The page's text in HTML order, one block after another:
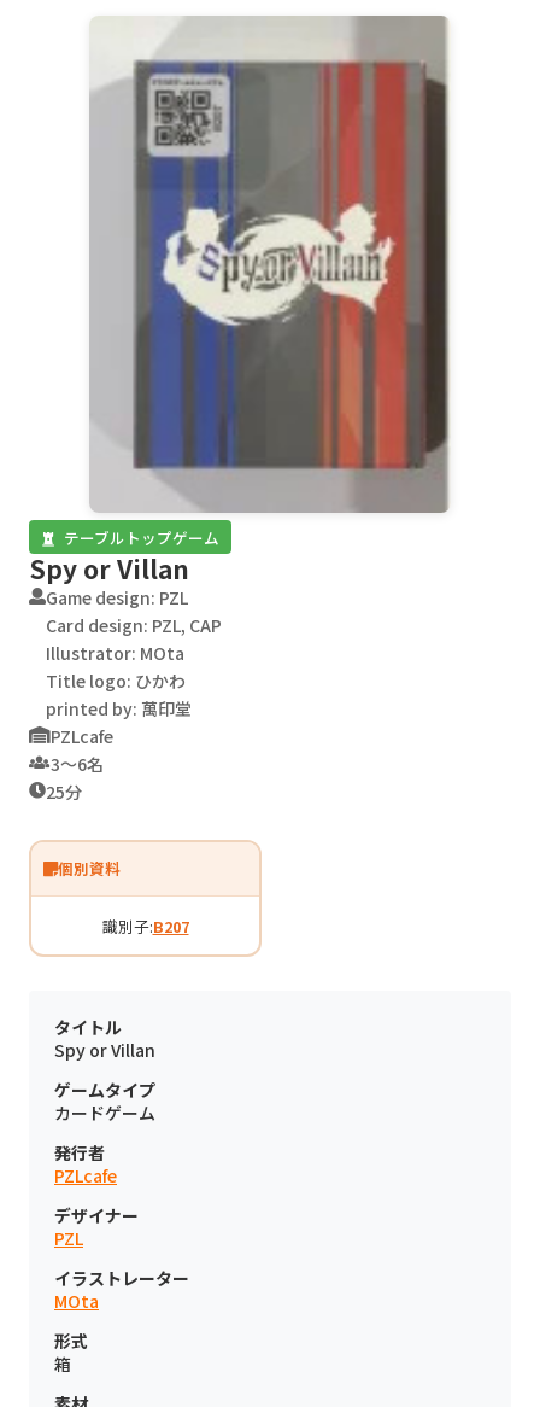
テーブルトップゲーム
Spy or Villan
Game design: PZL
Card design: PZL, CAP
Illustrator: MOta
Title logo: ひかわ
printed by: 萬印堂
PZLcafe
3〜6名
25分
個別資料
識別子:B207
タイトル
Spy or Villan
ゲームタイプ
カードゲーム
発行者
PZLcafe
デザイナー
PZL
イラストレーター
MOta
形式
箱